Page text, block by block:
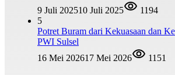
9 Juli 202510 Juli 2025
1194
5
Potret Buram dari Kekuasaan dan
PWI Sulsel
16 Mei 202617 Mei 2026 1151